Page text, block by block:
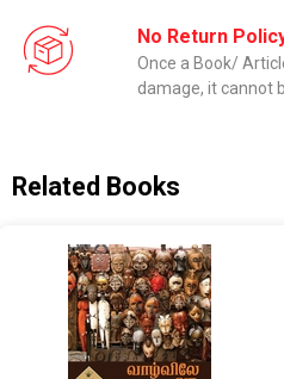
No Return
Once a Book/
damage, it cannot
Related Books